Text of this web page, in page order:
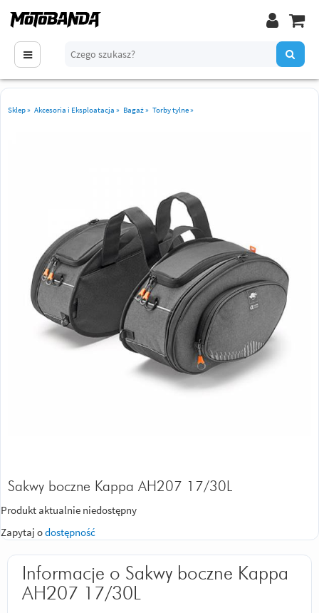
Sklep» Akcesoria i Eksploatacja » Bagaż» Torby tylne»
Sakwy boczne Kappa AH207 17/30L
Produkt aktualnie niedostępny
Zapytaj odostępność
Informacje o Sakwy boczne Kappa
AH207 17/30L